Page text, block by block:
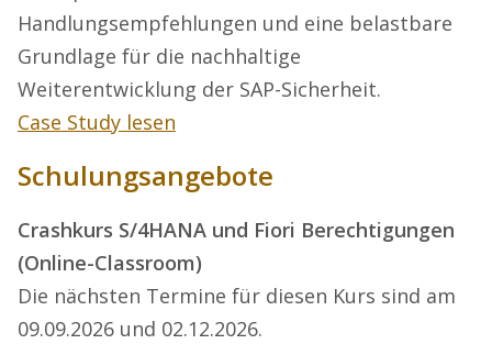
Handlungsempfehlungen und eine belastbare
Grundlage für die nachhaltige
Weiterentwicklung der SAP-Sicherheit.
Case Study lesen
Schulungsangebote
Crashkurs S/4HANA und Fiori Berechtigungen
(Online-Classroom)
Die nächsten Termine für diesen Kurs sind am
09.09.2026 und 02.12.2026.